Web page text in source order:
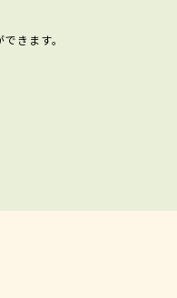
きます。